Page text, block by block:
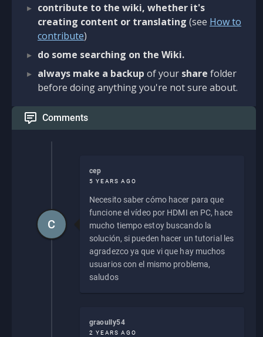
contribute to the wiki, whether it's
creating content or translating (see How to
contribute)
do some searching on the Wiki.
always make a backup of your share folder
before doing anything you're not sure about.
Comments
cep
5 YEARS AGO
Necesito saber cómo hacer para que
funcione el vídeo por HDMI en PC, hace
mucho tiempo estoy buscando la
solución, si pueden hacer un tutorial les
agradezco ya que vi que hay muchos
usuarios con el mismo problema,
saludos
C
graoully54
2 YEARS AGO